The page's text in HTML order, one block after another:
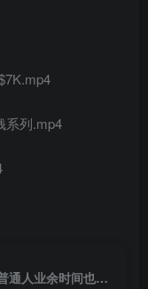
系列.mp4
一起赚美金·无货源自动化跨境独立站，普通人业余时间也能在家卖货全球【无提供插件】